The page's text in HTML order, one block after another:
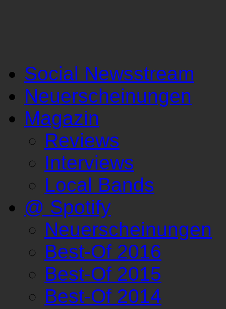
Social Newsstream
Neuerscheinungen
Magazin
Reviews
Interviews
Local Bands
@ Spotify
Neuerscheinungen
Best-Of 2016
Best-Of 2015
Best-Of 2014